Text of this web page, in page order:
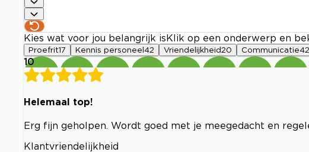
Kies wat voor jou belangrijk is Klik op een onderwerp en
Proefrit17 Kennis personeel 42 Vriendelijkheid20 Communicatie42
10
Helemaal top!
Erg fijn geholpen. Wordt goed met je meegedacht en
Klantvriendelijkheid